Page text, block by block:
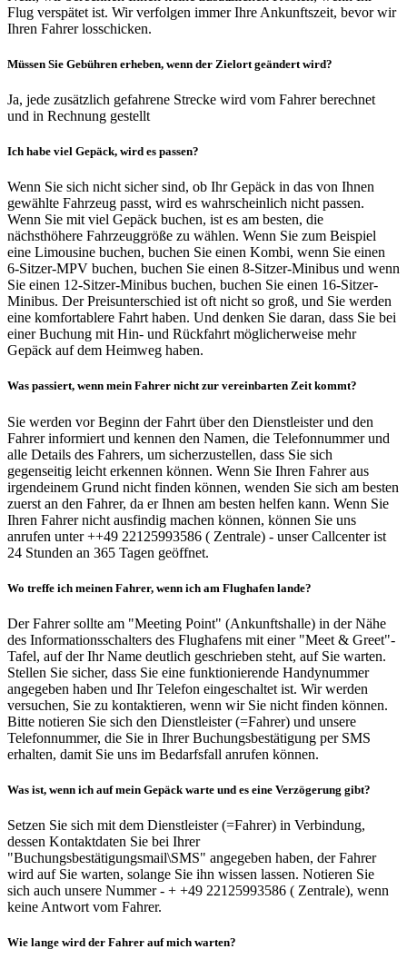
Flug verspätet ist. Wir verfolgen immer Ihre Ankunftszeit, bevor wir
Ihren Fahrer losschicken.
Müssen Sie Gebühren erheben, wenn der Zielort geändert wird?
Ja, jede zusätzlich gefahrene Strecke wird vom Fahrer berechnet
und in Rechnung gestellt
Ich habe viel Gepäck, wird es passen?
Wenn Sie sich nicht sicher sind, ob Ihr Gepäck in das von Ihnen
gewählte Fahrzeug passt, wird es wahrscheinlich nicht passen.
Wenn Sie mit viel Gepäck buchen, ist es am besten, die
nächsthöhere Fahrzeuggröße zu wählen. Wenn Sie zum Beispiel
eine Limousine buchen, buchen Sie einen Kombi, wenn Sie einen
6-Sitzer-MPV buchen, buchen Sie einen 8-Sitzer-Minibus und wenn
Sie einen 12-Sitzer-Minibus buchen, buchen Sie einen 16-Sitzer-
Minibus. Der Preisunterschied ist oft nicht so groß, und Sie werden
eine komfortablere Fahrt haben. Und denken Sie daran, dass Sie bei
einer Buchung mit Hin- und Rückfahrt möglicherweise mehr
Gepäck auf dem Heimweg haben.
Was passiert, wenn mein Fahrer nicht zur vereinbarten Zeit kommt?
Sie werden vor Beginn der Fahrt über den Dienstleister und den
Fahrer informiert und kennen den Namen, die Telefonnummer und
alle Details des Fahrers, um sicherzustellen, dass Sie sich
gegenseitig leicht erkennen können. Wenn Sie Ihren Fahrer aus
irgendeinem Grund nicht finden können, wenden Sie sich am besten
zuerst an den Fahrer, da er Ihnen am besten helfen kann. Wenn Sie
Ihren Fahrer nicht ausfindig machen können, können Sie uns
anrufen unter ++49 22125993586 ( Zentrale) - unser Callcenter ist
24 Stunden an 365 Tagen geöffnet.
Wo treffe ich meinen Fahrer, wenn ich am Flughafen lande?
Der Fahrer sollte am "Meeting Point" (Ankunftshalle) in der Nähe
des Informationsschalters des Flughafens mit einer "Meet & Greet"-
Tafel, auf der Ihr Name deutlich geschrieben steht, auf Sie warten.
Stellen Sie sicher, dass Sie eine funktionierende Handynummer
angegeben haben und Ihr Telefon eingeschaltet ist. Wir werden
versuchen, Sie zu kontaktieren, wenn wir Sie nicht finden können.
Bitte notieren Sie sich den Dienstleister (=Fahrer) und unsere
Telefonnummer, die Sie in Ihrer Buchungsbestätigung per SMS
erhalten, damit Sie uns im Bedarfsfall anrufen können.
Was ist, wenn ich auf mein Gepäck warte und es eine Verzögerung gibt?
Setzen Sie sich mit dem Dienstleister (=Fahrer) in Verbindung,
dessen Kontaktdaten Sie bei Ihrer
"Buchungsbestätigungsmail\SMS" angegeben haben, der Fahrer
wird auf Sie warten, solange Sie ihn wissen lassen. Notieren Sie
sich auch unsere Nummer - + +49 22125993586 ( Zentrale), wenn
keine Antwort vom Fahrer.
Wie lange wird der Fahrer auf mich warten?